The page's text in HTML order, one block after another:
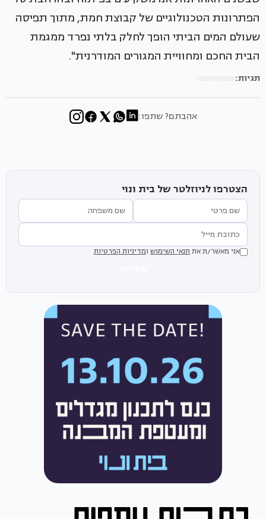
הפתרונות הטכנולוגיים של קבוצת חמת, מתוך תפיסה
שעולם המים הביתי הופך לחלק בלתי נפרד ממגמת
הבית החכם ומחוויית המגורים המודרנית".
תגיות:
אהבתם? שתפו:
הצטרפו לניוזלטר של בית ונוי
אני מאשר/ת את תנאי השימוש ומדיניות הפרטיות